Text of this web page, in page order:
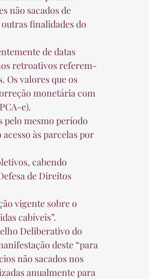
não sacados de
finalidades do
retroativos referem-
Os valores que os
monetária com
e).
às parcelas por
de Direitos
cabíveis”.
deste “para
não sacados nos
anualmente para